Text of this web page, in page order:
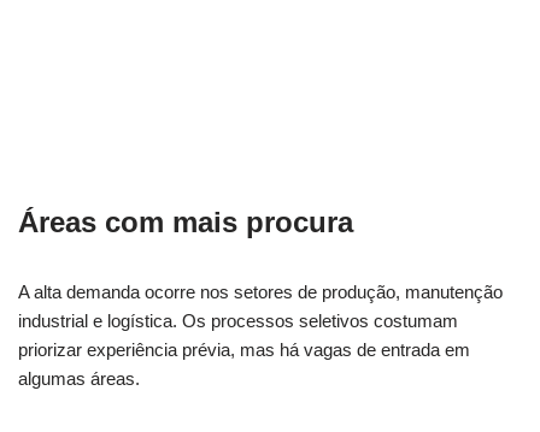
Áreas com mais procura
A alta demanda ocorre nos setores de produção, manutenção
industrial e logística. Os processos seletivos costumam
priorizar experiência prévia, mas há vagas de entrada em
algumas áreas.